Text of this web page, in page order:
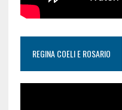
REGINA COELI E ROSARIO